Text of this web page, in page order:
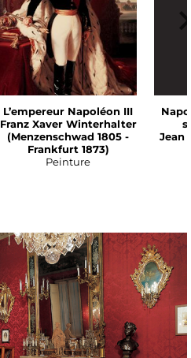
L’empereur Napoléon III
Franz Xaver Winterhalter
(Menzenschwad 1805 -
Frankfurt 1873)
Peinture
Jean